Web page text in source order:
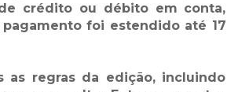
crédito ou débito em conta,
foi estendido até 17
as regras da edição, incluindo